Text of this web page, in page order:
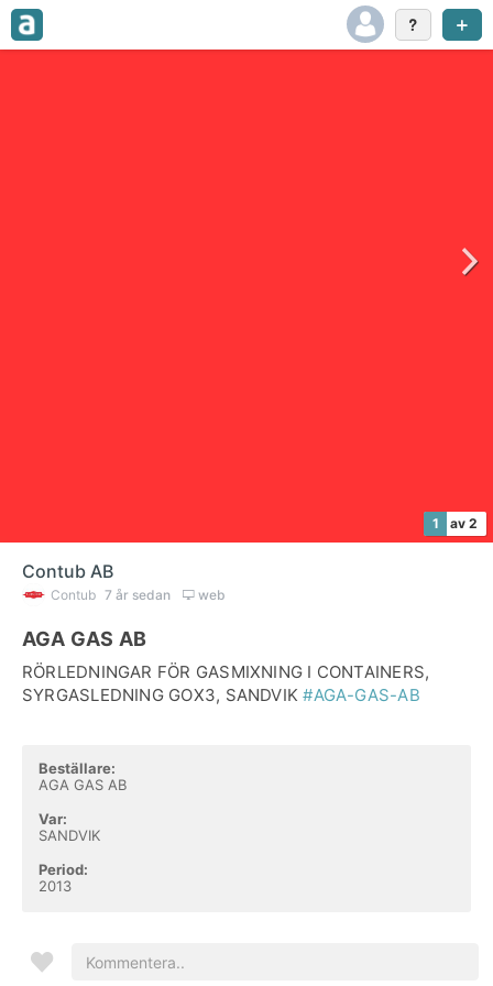
1 av 2
Contub AB
Contub 7 år sedan web
AGA GAS AB
RÖRLEDNINGAR FÖR GASMIXNING I CONTAINERS,
SYRGASLEDNING GOX3, SANDVIK#AGA-GAS-AB
Beställare:
AGA GAS AB
Var:
SANDVIK
Period:
2013